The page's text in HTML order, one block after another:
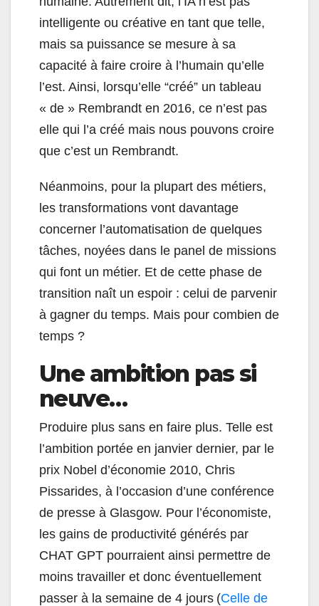
intelligente ou créative en tant que telle,
mais sa puissance se mesure à sa
capacité à faire croire à l’humain qu’elle
l’est. Ainsi, lorsqu’elle “créé” un tableau
« de » Rembrandt en 2016, ce n’est pas
elle qui l’a créé mais nous pouvons croire
que c’est un Rembrandt.
Néanmoins, pour la plupart des métiers,
les transformations vont davantage
concerner l’automatisation de quelques
tâches, noyées dans le panel de missions
qui font un métier. Et de cette phase de
transition naît un espoir : celui de parvenir
à gagner du temps. Mais pour combien de
temps ?
Une ambition pas si
neuve…
Produire plus sans en faire plus. Telle est
l’ambition portée en janvier dernier, par le
prix Nobel d’économie 2010, Chris
Pissarides, à l’occasion d’une conférence
de presse à Glasgow. Pour l’économiste,
les gains de productivité générés par
CHAT GPT pourraient ainsi permettre de
moins travailler et donc éventuellement
passer à la semaine de 4 jours (Celle de